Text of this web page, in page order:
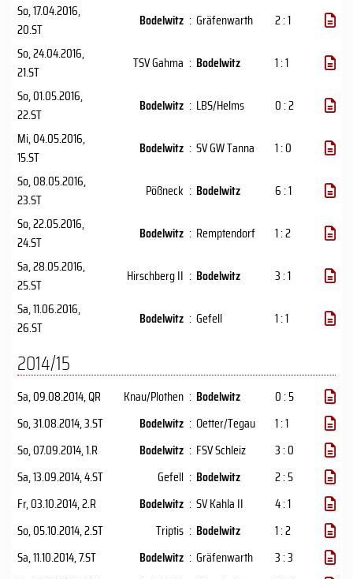
So, 17.04.2016,
20.ST
Bodelwitz : Gräfenwarth
2 : 1
So, 24.04.2016,
21.ST
TSV Gahma : Bodelwitz
1 : 1
So, 01.05.2016,
22.ST
Bodelwitz : LBS/Helms
0 : 2
Mi, 04.05.2016,
15.ST
Bodelwitz : SV GW Tanna
1 : 0
So, 08.05.2016,
23.ST
Pößneck : Bodelwitz
6 : 1
So, 22.05.2016,
24.ST
Bodelwitz : Remptendorf
1 : 2
Sa, 28.05.2016,
25.ST
Hirschberg II : Bodelwitz
3 : 1
Sa, 11.06.2016,
26.ST
Bodelwitz : Gefell 1 : 1
2014/15
Sa, 09.08.2014, QR Knau/Plothen : Bodelwitz
0 : 5
So, 31.08.2014, 3.ST Bodelwitz : Oetter/Tegau
1 : 1
So, 07.09.2014, 1.R Bodelwitz : FSV Schleiz
3 : 0
Sa, 13.09.2014, 4.ST Gefell : Bodelwitz
2 : 5
Fr, 03.10.2014, 2.R Bodelwitz : SV Kahla II
4 : 1
So, 05.10.2014, 2.ST Triptis : Bodelwitz
1 : 2
Sa, 11.10.2014, 7.ST Bodelwitz : Gräfenwarth
3 : 3